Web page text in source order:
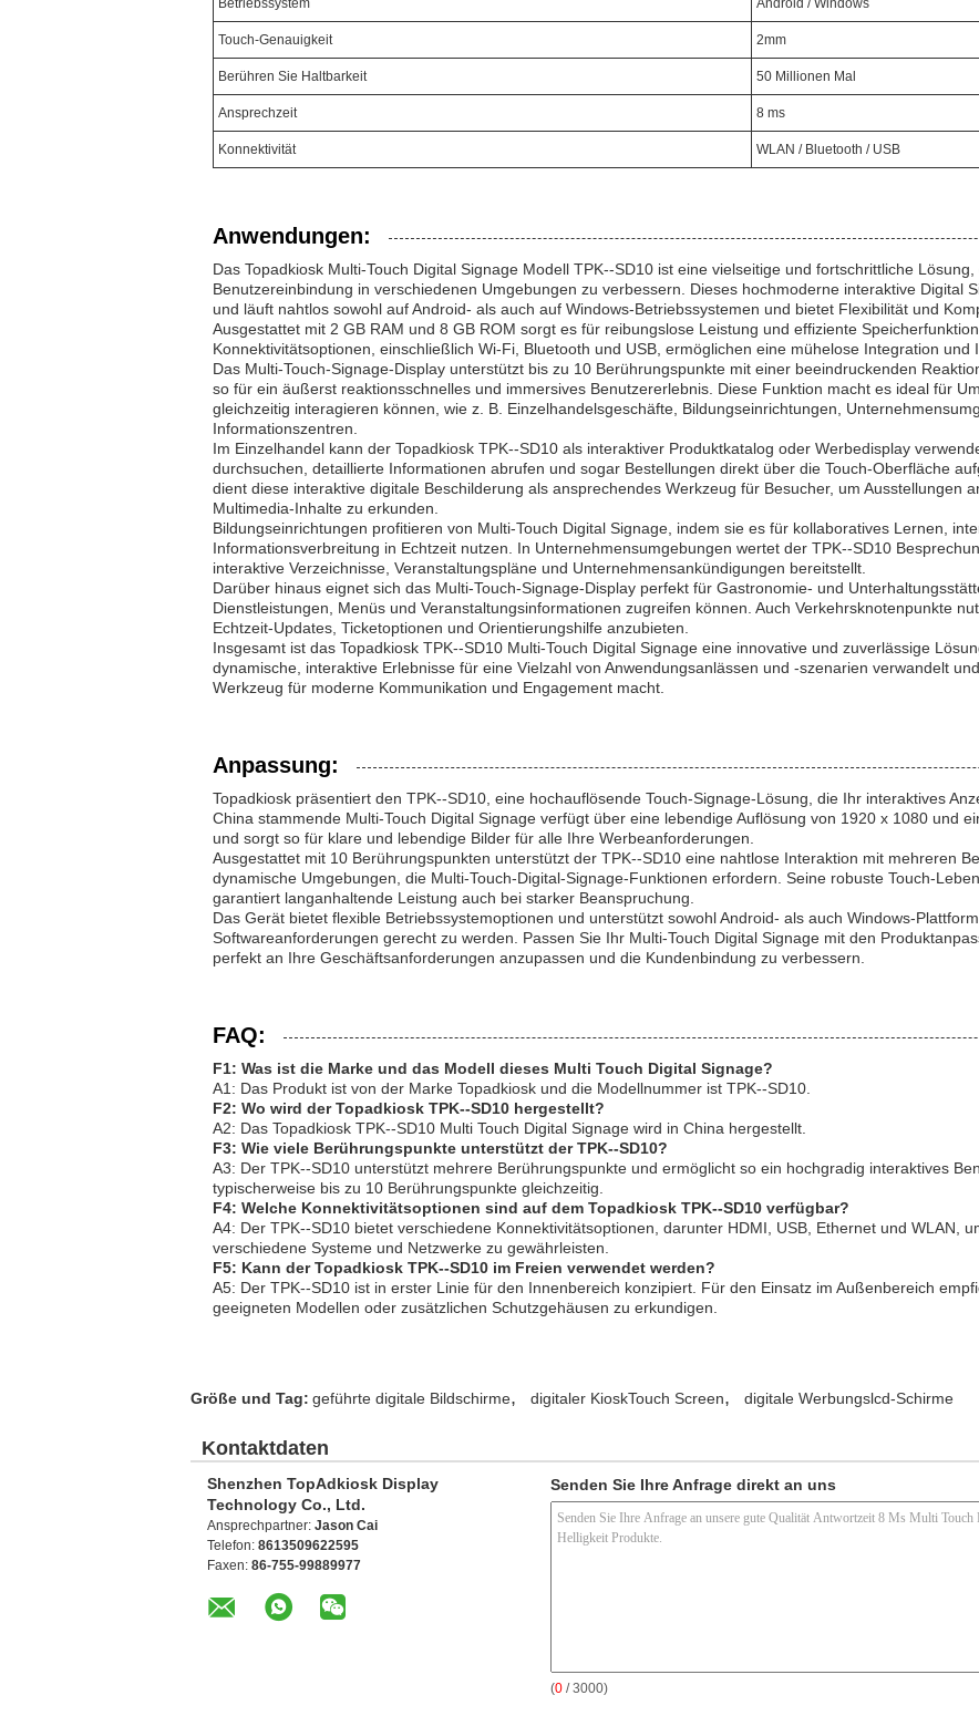
Betriebssystem Android / Windows
Touch-Genauigkeit 2mm
Berühren Sie Haltbarkeit 50 Millionen Mal
Ansprechzeit 8 ms
Konnektivität WLAN / Bluetooth / USB
Anwendungen:
Das Topadkiosk Multi-Touch Digital Signage Modell TPK--SD10 ist eine vielseitige und fortschrittliche
Benutzereinbindung in verschiedenen Umgebungen zu verbessern. Dieses hochmoderne interaktive Digital
und läuft nahtlos sowohl auf Android- als auch auf Windows-Betriebssystemen und bietet Flexibilität und
Ausgestattet mit 2 GB RAM und 8 GB ROM sorgt es für reibungslose Leistung und effiziente
Konnektivitätsoptionen, einschließlich Wi-Fi, Bluetooth und USB, ermöglichen eine mühelose Integration und
Das Multi-Touch-Signage-Display unterstützt bis zu 10 Berührungspunkte mit einer beeindruckenden
so für ein äußerst reaktionsschnelles und immersives Benutzererlebnis. Diese Funktion macht es ideal für
gleichzeitig interagieren können, wie z. B. Einzelhandelsgeschäfte, Bildungseinrichtungen,
Informationszentren.
Im Einzelhandel kann der Topadkiosk TPK--SD10 als interaktiver Produktkatalog oder Werbedisplay
durchsuchen, detaillierte Informationen abrufen und sogar Bestellungen direkt über die Touch-Oberfläche
dient diese interaktive digitale Beschilderung als ansprechendes Werkzeug für Besucher, um Ausstellungen
Multimedia-Inhalte zu erkunden.
Bildungseinrichtungen profitieren von Multi-Touch Digital Signage, indem sie es für kollaboratives Lernen,
Informationsverbreitung in Echtzeit nutzen. In Unternehmensumgebungen wertet der TPK--SD10
interaktive Verzeichnisse, Veranstaltungspläne und Unternehmensankündigungen bereitstellt.
Darüber hinaus eignet sich das Multi-Touch-Signage-Display perfekt für Gastronomie- und
Dienstleistungen, Menüs und Veranstaltungsinformationen zugreifen können. Auch Verkehrsknotenpunkte
Echtzeit-Updates, Ticketoptionen und Orientierungshilfe anzubieten.
Insgesamt ist das Topadkiosk TPK--SD10 Multi-Touch Digital Signage eine innovative und zuverlässige
dynamische, interaktive Erlebnisse für eine Vielzahl von Anwendungsanlässen und -szenarien verwandelt
Werkzeug für moderne Kommunikation und Engagement macht.
Anpassung:
Topadkiosk präsentiert den TPK--SD10, eine hochauflösende Touch-Signage-Lösung, die Ihr interaktives
China stammende Multi-Touch Digital Signage verfügt über eine lebendige Auflösung von 1920 x 1080 und
und sorgt so für klare und lebendige Bilder für alle Ihre Werbeanforderungen.
Ausgestattet mit 10 Berührungspunkten unterstützt der TPK--SD10 eine nahtlose Interaktion mit mehreren
dynamische Umgebungen, die Multi-Touch-Digital-Signage-Funktionen erfordern. Seine robuste Touch-
garantiert langanhaltende Leistung auch bei starker Beanspruchung.
Das Gerät bietet flexible Betriebssystemoptionen und unterstützt sowohl Android- als auch Windows-
Softwareanforderungen gerecht zu werden. Passen Sie Ihr Multi-Touch Digital Signage mit den
perfekt an Ihre Geschäftsanforderungen anzupassen und die Kundenbindung zu verbessern.
FAQ:
F1: Was ist die Marke und das Modell dieses Multi Touch Digital Signage?
A1: Das Produkt ist von der Marke Topadkiosk und die Modellnummer ist TPK--SD10.
F2: Wo wird der Topadkiosk TPK--SD10 hergestellt?
A2: Das Topadkiosk TPK--SD10 Multi Touch Digital Signage wird in China hergestellt.
F3: Wie viele Berührungspunkte unterstützt der TPK--SD10?
A3: Der TPK--SD10 unterstützt mehrere Berührungspunkte und ermöglicht so ein hochgradig interaktives
typischerweise bis zu 10 Berührungspunkte gleichzeitig.
F4: Welche Konnektivitätsoptionen sind auf dem Topadkiosk TPK--SD10 verfügbar?
A4: Der TPK--SD10 bietet verschiedene Konnektivitätsoptionen, darunter HDMI, USB, Ethernet und WLAN,
verschiedene Systeme und Netzwerke zu gewährleisten.
F5: Kann der Topadkiosk TPK--SD10 im Freien verwendet werden?
A5: Der TPK--SD10 ist in erster Linie für den Innenbereich konzipiert. Für den Einsatz im Außenbereich
geeigneten Modellen oder zusätzlichen Schutzgehäusen zu erkundigen.
Größe und Tag: geführte digitale Bildschirme, digitaler KioskTouch Screen, digitale Werbungslcd-Schirme
Kontaktdaten
Shenzhen TopAdkiosk Display
Technology Co., Ltd.
Ansprechpartner: Jason Cai
Telefon: 8613509622595
Faxen: 86-755-99889977
Senden Sie Ihre Anfrage direkt an uns
(0 / 3000)